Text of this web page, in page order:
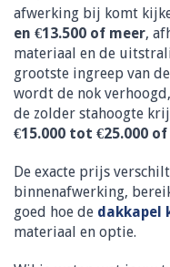
afwerking bij komt
en €13.500 of meer,
materiaal en de
grootste ingreep van
wordt de nok
de zolder stahoogte
€15.000 tot €25.000
De exacte prijs
binnenafwerking,
goed hoe de dakkapel
materiaal en optie.